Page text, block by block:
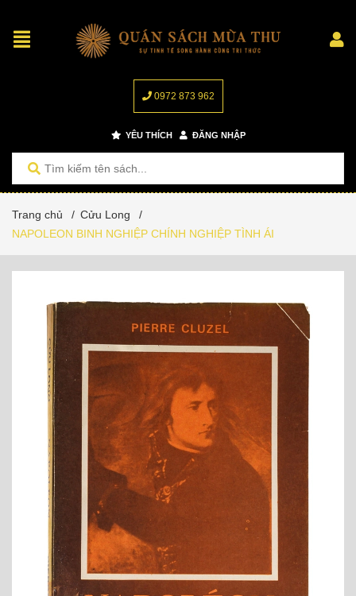
0972 873 962
YÊU THÍCH ĐĂNG NHẬP
Trang chủ / Cửu Long
/
NAPOLEON BINH NGHIỆP CHÍNH NGHIỆP TÌNH ÁI